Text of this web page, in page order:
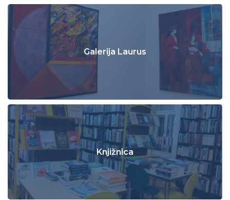
Galerija Laurus
Knjižnica